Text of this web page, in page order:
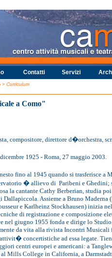
Contatti Servizi
> Curriculum
a Como"
compositore, direttore d�orchestra,
1925 - Roma, 27 maggio 2003.
fino al 1945 quando si trasferisce a
� allievo di Paribeni e Ghedini;
la cantante Cathy Berberian, studia
Dallapiccola. Assieme a Bruno Maderna
e Karlheinz Stockhausen) inizia
di registrazione e composizione
nel giugno 1955 fonda e dirige lo
da vita alla rivista Incontri Musicali
concertistiche ad essa legate.
centri europei e americani: a
Mills College in California, a